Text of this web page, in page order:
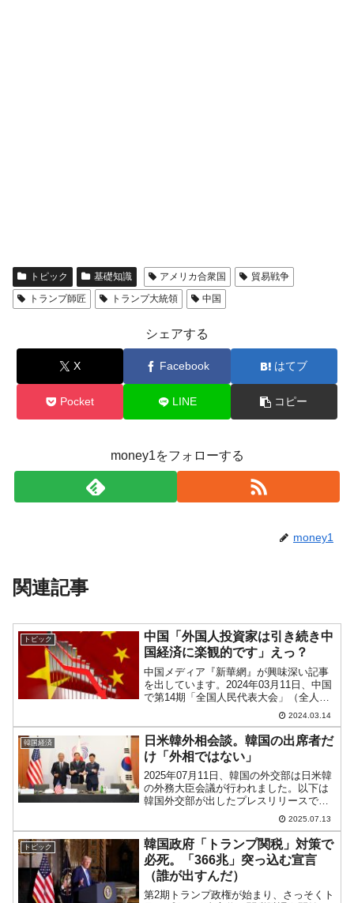
府県とは？
Fact1 今話題の「楽天ライオンズ」とは？
奇跡の毛色「白毛馬」とは？
える賞金とは？
Fact1 平成仮面ライダーの意外すぎるモチーフとは？
Fact1
日本人マスターズ挑戦の歴史。松山以前に最高位
だった選手とは？
トピック 基礎知識 アメリカ合衆国
貿易戦争
トランプ師匠
トランプ大統領 中国
シェアする
X Facebook はてブ
Pocket LINE コピー
money1をフォローする
money1
関連記事
トピック
中国「外国人投資家は引き続き中
国経済に楽観的です」えっ？
中国メディア『新華網』が興味深い記事
を出しています。2024年03月11日、中国
で第14期「全国人民代表大会」（全人
代）が閉幕しました。中南海の新華門前
にカチコミ事件があったようですが（だ
だし詳細不明）、12日から中国も平常運
転に戻り、さっ...
2024.03.14
韓国経済
日米韓外相会談。韓国の出席者だ
け「外相ではない」
2025年07月11日、韓国の外交部は日米韓
の外務大臣会議が行われました。以下は
韓国外交部が出したプレスリリースで
す。東南アジア諸国連合（ASEAN）関連
の外相会議に出席するためマレーシアを
訪問中のパク・ユンジュ外交部第1次官
は、07月11...
2025.07.13
トピック
韓国政府「トランプ関税」対策で
必死。「366兆」突っ込む宣言
（誰が出すんだ）
第2期トランプ政権が始まり、さっそくト